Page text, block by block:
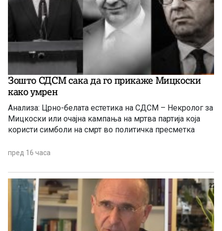
Зошто СДСМ сака да го прикаже Мицкоски
како умрен
Анализа: Црно-белата естетика на СДСМ – Некролог за
Мицкоски или очајна кампања на мртва партија која
користи симболи на смрт во политичка пресметка
пред 16 часа